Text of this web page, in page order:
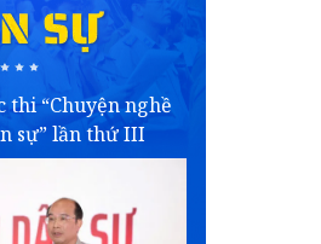
thi “Chuyện nghề
sự” lần thứ III